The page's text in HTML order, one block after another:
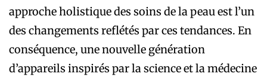
approche holistique des soins de la peau est l’un
des changements reflétés par ces tendances. En
conséquence, une nouvelle génération
d’appareils inspirés par la science et la médecine